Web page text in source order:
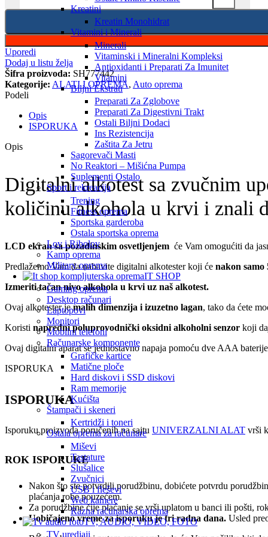
Kreatini
Kreatin Monohidrat
Vitamini i Minerali
Minerali
Vitaminski i Mineralni Kompleksi
Antioxidanti i Preparati Za Imunitet
Vitamini
Biljni Ekstrati
Preparati Za Zglobove
Preparati Za Digestivni Trakt
Ostali Biljni Dodaci
Ins Rezistencija
Zaštita Za Jetru
Sagorevači Masti
No Reaktori – Mišićna Pumpa
Suplementi Ostalo
Sport i rekreacija
Trening
Fitness oprema
Sportska garderoba
Ostala sportska oprema
Lov i Ribolov
Kamp oprema
Military oprema
IT SHOP
Gaming oprema
Desktop računari
Laptopovi
Monitori
Mobilni telefoni
Računarske komponente
Grafičke kartice
Matične ploče
Hard diskovi i SSD diskovi
Ram memorije
Kućišta
Štampači i skeneri
Kertridži i toneri
Ostala oprema za računare
Miševi
Tastature
Slušalice
Zvučnici
USB i fleševi
Web kamere
Razna računarska oprema
TV, AUDIO, VIDEO, FOTO
TV uredjaji
Uporedi
Dodaj u listu želja
Šifra proizvoda: SH777442
Kategorije: ALATI I OPREMA, Auto oprema
Podeli
Opis
ISPORUKA
Opis
Digitalni alkotest sa zvučnim
količinu alkohola u krvi i znali
LCD ekran sa pozadinskim osvetljenjem će Vam omogućiti da
Predlažemo Vam da nabavite digitalni alkotester koji će nakon samo
Izmeriti tačan nivo alkohola u krvi uz naš alkotest.
Ovaj alkotester jemalih dimenzija i izuzetno lagan, tako da ćete
Koristi napredni poluprovodnički oksidni alkoholni senzor koji
Ovaj digitalni aparat se jednostavno napaja pomoću dve AAA
ISPORUKA
ISPORUKA
Isporuku proizvoda poručenih na sajtu UNIVERZALNI ALAT vrši
ROK ISPORUKE
Nakon što ste potvrdili porudžbinu, dobićete potvrdu
plaćanja robe pouzećem.
Za porudžbine čije plaćanje se vrši uplatom u banci ili pošti,
Uobičajeno vreme za isporuku je tri radna dana. Usled